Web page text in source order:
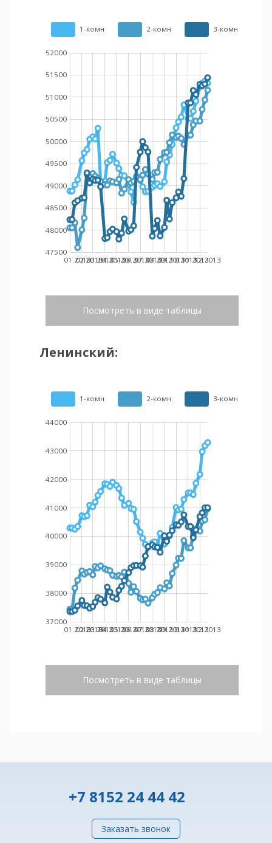
1-комн 2-комн 3-комн
01.2013
02.2013
03.2013
04.2013
05.2013
06.2013
07.2013
08.201309.201310.2013
11.201312.2013
47500
48000
48500
49000
49500
50000
50500
51000
51500
52000
Посмотреть в виде таблицы
Ленинский:
1-комн 2-комн 3-комн
01.2013
02.2013
03.2013
04.2013
05.2013
06.2013
07.2013
08.201309.201310.2013
11.201312.2013
37000
38000
39000
40000
41000
42000
43000
44000
Посмотреть в виде таблицы
+7 8152 24 44 42
Заказать звонок